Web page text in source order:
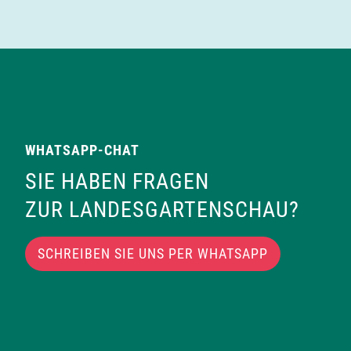
WHATSAPP-CHAT
SIE HABEN FRAGEN
ZUR LANDESGARTENSCHAU?
SCHREIBEN SIE UNS PER WHATSAPP